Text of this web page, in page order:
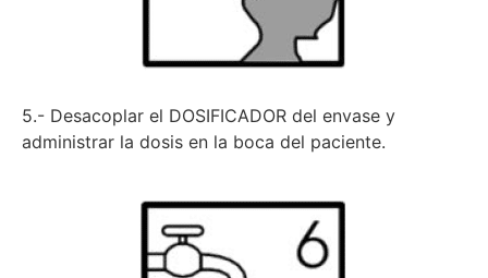
5.- Desacoplar el DOSIFICADOR del envase y
administrar la dosis en la boca del paciente.